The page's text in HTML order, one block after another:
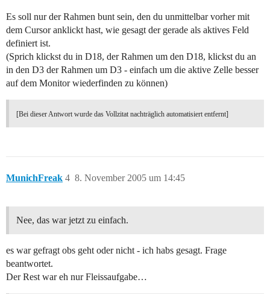
Es soll nur der Rahmen bunt sein, den du unmittelbar vorher mit
dem Cursor anklickt hast, wie gesagt der gerade als aktives Feld
definiert ist.
(Sprich klickst du in D18, der Rahmen um den D18, klickst du an
in den D3 der Rahmen um D3 - einfach um die aktive Zelle besser
auf dem Monitor wiederfinden zu können)
[Bei dieser Antwort wurde das Vollzitat nachträglich automatisiert entfernt]
MunichFreak 8. November 2005 um 14:45
4
Nee, das war jetzt zu einfach.
es war gefragt obs geht oder nicht - ich habs gesagt. Frage
beantwortet.
Der Rest war eh nur Fleissaufgabe…